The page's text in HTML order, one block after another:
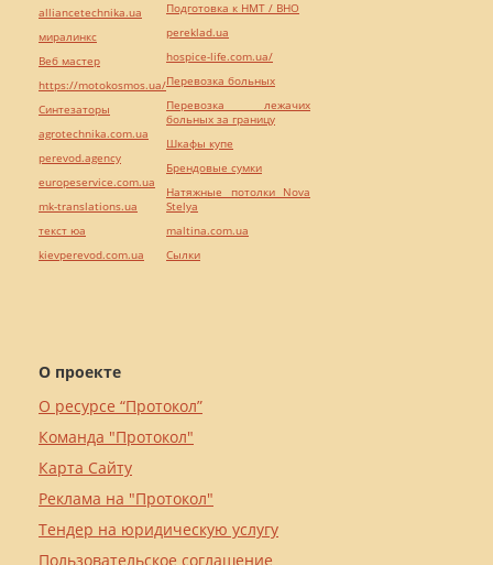
О проекте
О ресурсе “Протокол”
Команда "Протокол"
Карта Сайту
Реклама на "Протокол"
Тендер на юридическую услугу
Пользовательское соглашение
alliancetechnika.ua
миралинкс
Веб мастер
https://motokosmos.ua/
Синтезаторы
agrotechnika.com.ua
perevod.agency
europeservice.com.ua
mk-translations.ua
текст юа
kievperevod.com.ua
Подготовка к НМТ / ВНО
pereklad.ua
hospice-life.com.ua/
Перевозка больных
Перевозка лежачих
больных за границу
Шкафы купе
Брендовые сумки
Натяжные потолки Nova
Stelya
maltina.com.ua
Cылки